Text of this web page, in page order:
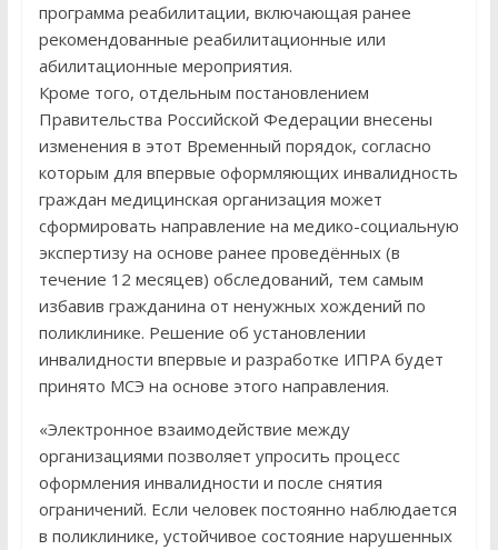
программа реабилитации, включающая ранее
рекомендованные реабилитационные или
абилитационные мероприятия.
Кроме того, отдельным постановлением
Правительства Российской Федерации внесены
изменения в этот Временный порядок, согласно
которым для впервые оформляющих инвалидность
граждан медицинская организация может
сформировать направление на медико-социальную
экспертизу на основе ранее проведённых (в
течение 12 месяцев) обследований, тем самым
избавив гражданина от ненужных хождений по
поликлинике. Решение об установлении
инвалидности впервые и разработке ИПРА будет
принято МСЭ на основе этого направления.
«Электронное взаимодействие между
организациями позволяет упросить процесс
оформления инвалидности и после снятия
ограничений. Если человек постоянно наблюдается
в поликлинике, устойчивое состояние нарушенных